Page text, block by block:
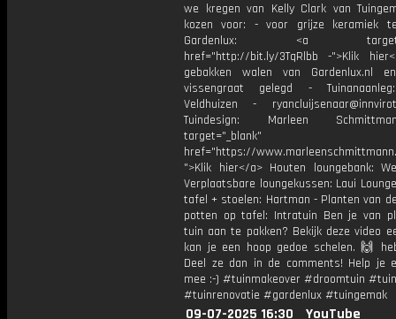
we kregen van Kelly Clark van
kozen voor: - voor grijze keramiek
Gardenlux: <a
href="http://bit.ly/3TqRlbb -">Klik
gebakken walen van Gardenlux.nl
vissengraat gelegd -
Veldhuizen -
Tuindesign: Marleen
target="_blank"
href="https://
">Klik hier</a> Houten loungebank:
Verplaatsbare loungekussen: Laui
tafel + stoelen: Hartman - Planten van
potten op tafel: Intratuin Ben je van
tuin aan te pakken? Bekijk deze video
kan je een hoop gedoe schelen. 🙌
Deel ze dan in de comments! Help je
mee :-) #tuinmakeover #droomtuin
#tuinrenovatie #gardenlux #tuingemak
09-07-2025 16:30 YouTube